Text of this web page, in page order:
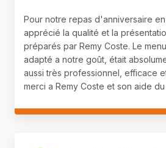
Pour notre repas d'anniversaire
apprécié la qualité et la
préparés par Remy Coste. Le
adapté a notre goût, était
aussi très professionnel, efficace
merci a Remy Coste et son aide du